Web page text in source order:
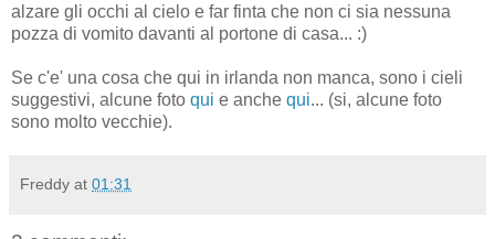
alzare gli occhi al cielo e far finta che non ci sia nessuna
pozza di vomito davanti al portone di casa... :)
Se c'e' una cosa che qui in irlanda non manca, sono i cieli
suggestivi, alcune foto qui e anche qui... (si, alcune foto
sono molto vecchie).
Freddy at 01:31